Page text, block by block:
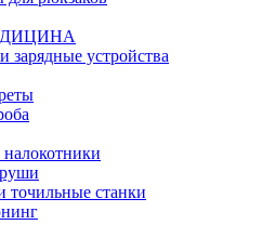
зарядные устройства
станки